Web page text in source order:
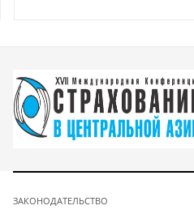
ЗАКОНОДАТЕЛЬСТВО